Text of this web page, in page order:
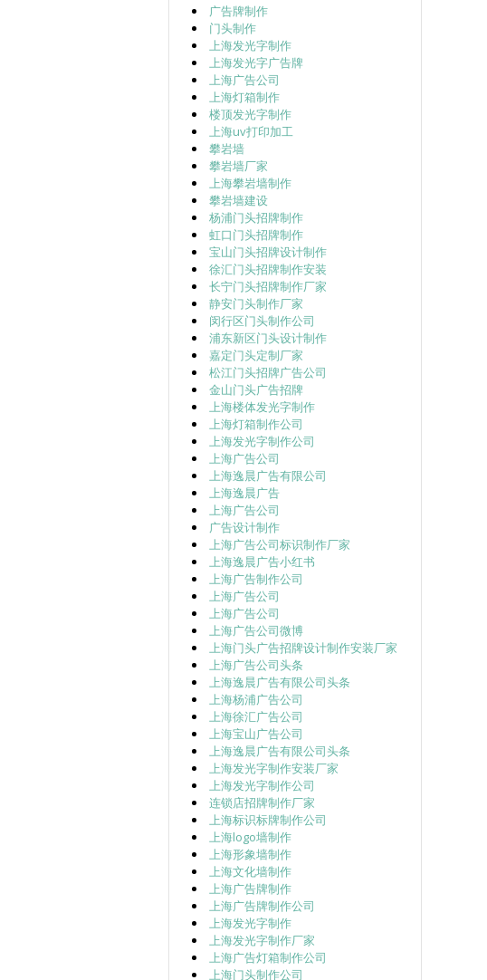
广告牌制作
门头制作
上海发光字制作
上海发光字广告牌
上海广告公司
上海灯箱制作
楼顶发光字制作
上海uv打印加工
攀岩墙
攀岩墙厂家
上海攀岩墙制作
攀岩墙建设
杨浦门头招牌制作
虹口门头招牌制作
宝山门头招牌设计制作
徐汇门头招牌制作安装
长宁门头招牌制作厂家
静安门头制作厂家
闵行区门头制作公司
浦东新区门头设计制作
嘉定门头定制厂家
松江门头招牌广告公司
金山门头广告招牌
上海楼体发光字制作
上海灯箱制作公司
上海发光字制作公司
上海广告公司
上海逸晨广告有限公司
上海逸晨广告
上海广告公司
广告设计制作
上海广告公司标识制作厂家
上海逸晨广告小红书
上海广告制作公司
上海广告公司
上海广告公司
上海广告公司微博
上海门头广告招牌设计制作安装厂家
上海广告公司头条
上海逸晨广告有限公司头条
上海杨浦广告公司
上海徐汇广告公司
上海宝山广告公司
上海逸晨广告有限公司头条
上海发光字制作安装厂家
上海发光字制作公司
连锁店招牌制作厂家
上海标识标牌制作公司
上海logo墙制作
上海形象墙制作
上海文化墙制作
上海广告牌制作
上海广告牌制作公司
上海发光字制作
上海发光字制作厂家
上海广告灯箱制作公司
上海门头制作公司